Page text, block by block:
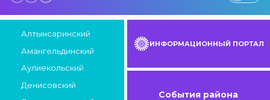
Алтынсаринский
Амангельдинский
Аулиекольский
Денисовский
ИНФОРМАЦИОННЫЙ ПОРТАЛ
События района